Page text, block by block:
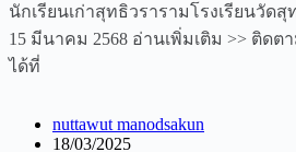
นักเรียนเก่าสุทธิวรารามโรงเรียนวัดสุ
15 มีนาคม 2568 อ่านเพิ่มเติม >> ติดต
ได้ที่
nuttawut manodsakun
18/03/2025